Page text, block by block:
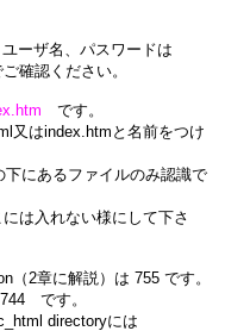
名、パスワードは
認ください。
です。
index.htmと名前をつけ
るファイルのみ認識で
れない様にして下さ
章に解説）は 755 です。
です。
directoryには